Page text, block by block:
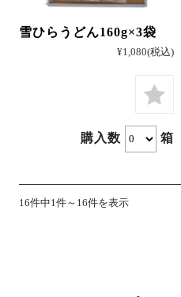
雪ひらうどん160g×3袋
¥1,080(税込)
購入数 箱
16件中1件～16件を表示